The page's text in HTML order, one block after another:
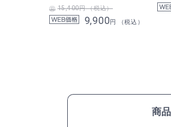
15,400円 （税込）
9,900円 （税込）
商